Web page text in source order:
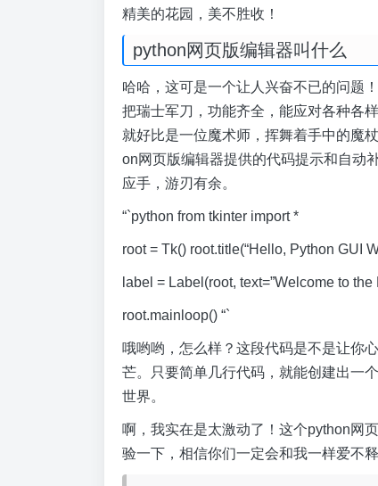
精美的花园，美不胜收！
python网页版编辑器叫什么
哈哈，这可是一个让人兴奋不已的问题
把瑞士军刀，功能齐全，能应对各种各
就好比是一位魔术师，挥舞着手中的魔
on网页版编辑器提供的代码提示和自动
应手，游刃有余。
“`python from tkinter import *
root = Tk() root.title(“Hello, Python GUI
label = Label(root, text=”Welcome to
root.mainloop() “`
哦哟哟，怎么样？这段代码是不是让你
芒。只要简单几行代码，就能创建出一
世界。
啊，我实在是太激动了！这个python网
验一下，相信你们一定会和我一样爱不释